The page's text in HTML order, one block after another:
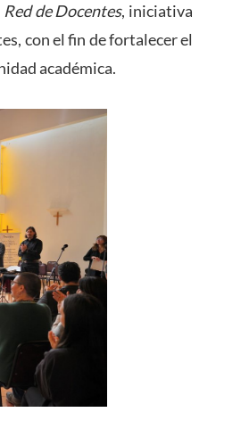
Red de Docentes, iniciativa
con el fin de fortalecer el
académica.